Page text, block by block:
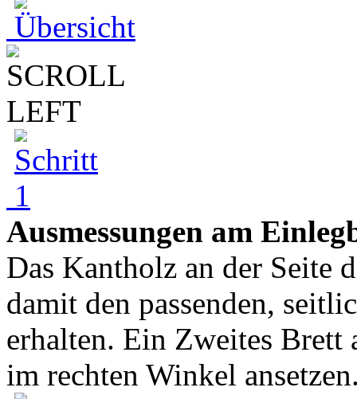
Ausmessungen am
Das Kantholz an der Seite
damit den passenden,
erhalten. Ein Zweites Brett
im rechten Winkel